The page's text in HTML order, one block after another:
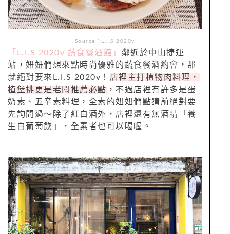
Source：L.I.S 2020v
「L.I.S 2020v 蔬食餐酒館」 鄰近於中山捷運
站，妞妞們想來點時尚優雅的蔬食餐酒約會，那
就絕對要來L.I.S 2020v！ 店裡主打植物肉料理，
植堡排更是老闆推薦必點 ，不過店裡有許多是蛋
奶素、五辛素料理，全素的妞妞們點猜前絕對要
先詢問過～除了紅白酒外，店裡還有無酒精「養
生白葡萄飲」，全素者也可以喝喔。